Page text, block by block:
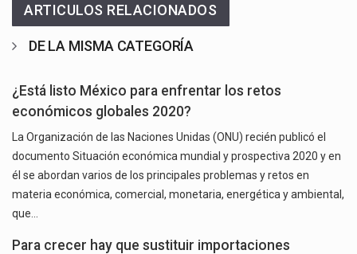
ARTICULOS RELACIONADOS
DE LA MISMA CATEGORÍA
¿Está listo México para enfrentar los retos
económicos globales 2020?
La Organización de las Naciones Unidas (ONU) recién publicó el
documento Situación económica mundial y prospectiva 2020 y en
él se abordan varios de los principales problemas y retos en
materia económica, comercial, monetaria, energética y ambiental,
que…
Para crecer hay que sustituir importaciones